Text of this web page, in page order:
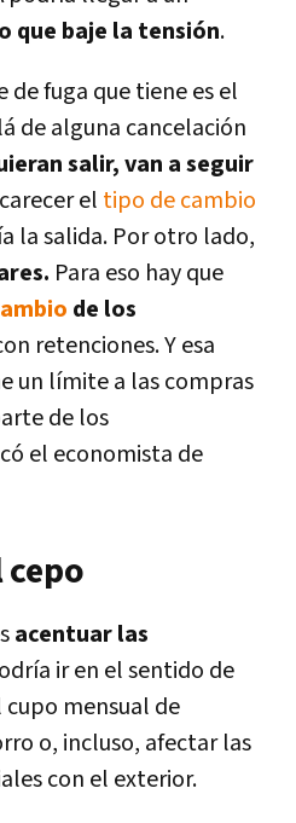
que baje la tensión.
fuga que tiene es el
de alguna cancelación
salir, van a seguir
el tipo de cambio
la salida. Por otro lado,
Para eso hay que
de los
retenciones. Y esa
un límite a las compras
de los
el economista de
acentuar las
ir en el sentido de
mensual de
o, incluso, afectar las
con el exterior.